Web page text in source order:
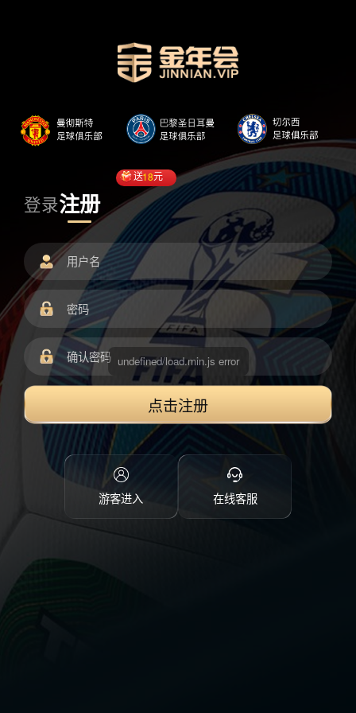
登录注册
送18元
点击注册
游客进入 在线客服